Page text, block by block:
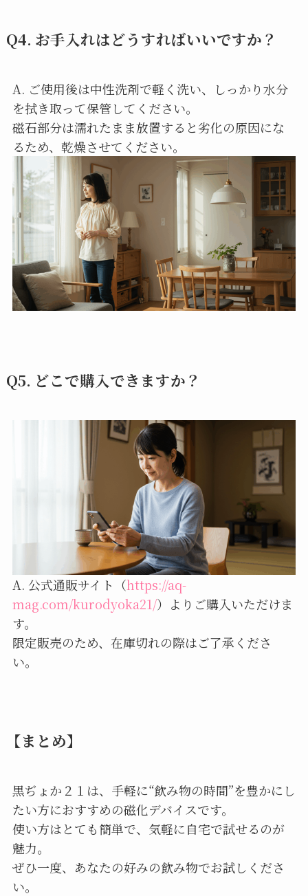
Q4. お手入れはどうすればいいですか？
A. ご使用後は中性洗剤で軽く洗い、しっかり水分
を拭き取って保管してください。
磁石部分は濡れたまま放置すると劣化の原因にな
るため、乾燥させてください。
Q5. どこで購入できますか？
A. 公式通販サイト（https://aq-
mag.com/kurodyoka21/）よりご購入いただけま
す。
限定販売のため、在庫切れの際はご了承くださ
い。
【まとめ】
黒ぢょか２１は、手軽に“飲み物の時間”を豊かにし
たい方におすすめの磁化デバイスです。
使い方はとても簡単で、気軽に自宅で試せるのが
魅力。
ぜひ一度、あなたの好みの飲み物でお試しくださ
い。